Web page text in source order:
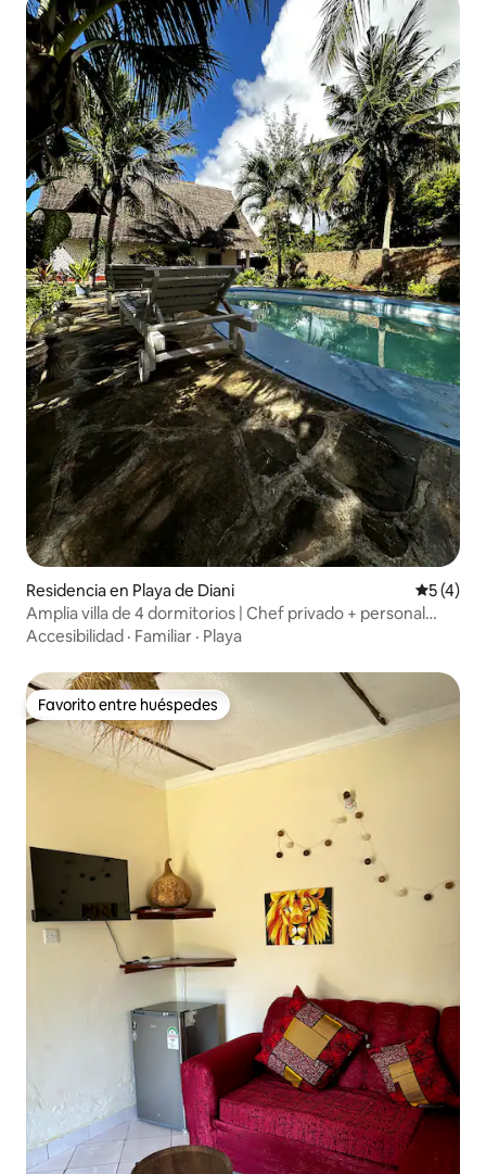
Residencia en Playa de Diani
5 (4)
Amplia villa de 4 dormitorios | Chef privado + personal
completo
Accesibilidad · Familiar · Playa
Favorito entre huéspedes
Favorito entre huéspedes